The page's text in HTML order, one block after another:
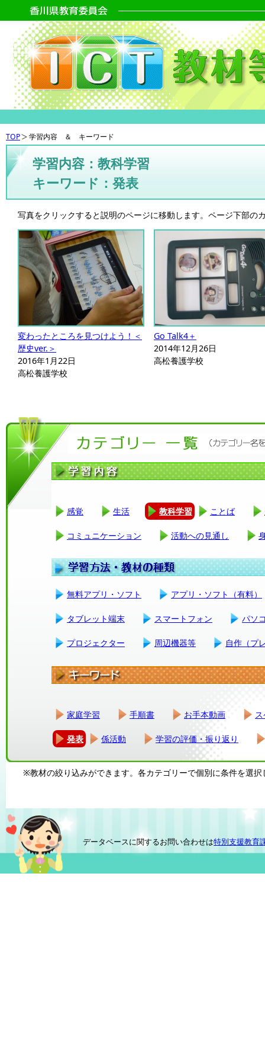
TOP 学習内容 ＆ キーワード
学習内容：教科学習
キーワード：発表
写真をクリックすると説明のページに移動します。ページ下部
変わったところを見つけよう！＜
歴史ver.＞
2016年1月22日
高松養護学校
Go Talk4＋
2014年12月26日
高松養護学校
感覚 生活 教科学習 ことば
コミュニケーション 活動への見通し
無料アプリ・ソフト アプリ・ソフト（有料）
タブレット端末 スマートフォン パソ
プロジェクター 周辺機器等 自作（プ
家庭学習 手順書 お手本動画
発表 係活動 学習の評価・振り返り
※教材の絞り込みができます。各カテゴリーで個別に条件を選択
データベースに関するお問い合わせは特別支援教育